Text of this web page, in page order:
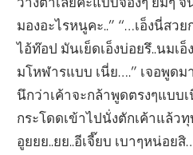
มองอะไรหนูคะ..” “…เอ็งนี่สว
ไอ้ท๊อป มันเย็ดเอ็งบ่อยรึ..นมเอ็
มโหฬารแบบ เนี่ย….” เจอพูด
นึกว่าเค้าจะกล้าพูดตรงๆแบบ
กระโดดเข้าไปนั่งตักเค้าแล้ว
อูยยย..ยย..อีเจี๊ยบ เบาๆหน่อย